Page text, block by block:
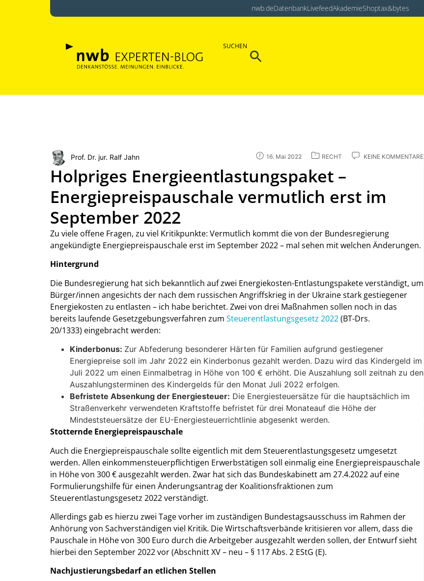
nwb.deDatenbankLivefeedAkademieShoptax&bytes
SUCHEN
Search
Prof. Dr. jur. Ralf Jahn 16. Mai 2022 RECHT KEINE KOMMENTARE
Holpriges Energieentlastungspaket –
Energiepreispauschale vermutlich erst im
September 2022
Zu viele offene Fragen, zu viel Kritikpunkte: Vermutlich kommt die von der Bundesregierung
angekündigte Energiepreispauschale erst im September 2022 – mal sehen mit welchen Änderungen.
Hintergrund
Die Bundesregierung hat sich bekanntlich auf zwei Energiekosten-Entlastungspakete verständigt, um
Bürger/innen angesichts der nach dem russischen Angriffskrieg in der Ukraine stark gestiegener
Energiekosten zu entlasten – ich habe berichtet. Zwei von drei Maßnahmen sollen noch in das
bereits laufende Gesetzgebungsverfahren zum Steuerentlastungsgesetz 2022(BT-Drs.
20/1333) eingebracht werden:
Kinderbonus: Zur Abfederung besonderer Härten für Familien aufgrund gestiegener
Energiepreise soll im Jahr 2022 ein Kinderbonus gezahlt werden. Dazu wird das Kindergeld im
Juli 2022 um einen Einmalbetrag in Höhe von 100 € erhöht. Die Auszahlung soll zeitnah zu den
Auszahlungsterminen des Kindergelds für den Monat Juli 2022 erfolgen.
Befristete Absenkung der Energiesteuer: Die Energiesteuersätze für die hauptsächlich im
Straßenverkehr verwendeten Kraftstoffe befristet für drei Monateauf die Höhe der
Mindeststeuersätze der EU-Energiesteuerrichtlinie abgesenkt werden.
Stotternde Energiepreispauschale
Auch die Energiepreispauschale sollte eigentlich mit dem Steuerentlastungsgesetz umgesetzt
werden. Allen einkommensteuerpflichtigen Erwerbstätigen soll einmalig eine Energiepreispauschale
in Höhe von 300 € ausgezahlt werden. Zwar hat sich das Bundeskabinett am 27.4.2022 auf eine
Formulierungshilfe für einen Änderungsantrag der Koalitionsfraktionen zum
Steuerentlastungsgesetz 2022 verständigt.
Allerdings gab es hierzu zwei Tage vorher im zuständigen Bundestagsausschuss im Rahmen der
Anhörung von Sachverständigen viel Kritik. Die Wirtschaftsverbände kritisieren vor allem, dass die
Pauschale in Höhe von 300 Euro durch die Arbeitgeber ausgezahlt werden sollen, der Entwurf sieht
hierbei den September 2022 vor (Abschnitt XV – neu – § 117 Abs. 2 EStG (E).
Nachjustierungsbedarf an etlichen Stellen